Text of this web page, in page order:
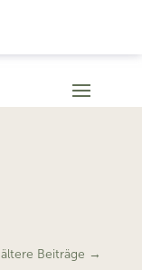
ältere Beiträge →